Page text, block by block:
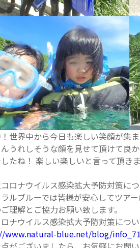
世界中から今日も楽しい笑顔が集
うれしそうな顔を見せて頂けて良
たね！ 楽しい楽しいと言って頂き
コロナウイルス感染拡大予防対策につ
ルブルーでは皆様が安心してツア
理解とご協力お願い致します。
ナウイルス感染拡大予防対策につ
www.natural-blue.net/blog/